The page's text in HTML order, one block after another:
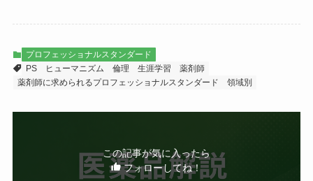
プロフェッショナルスタンダード
PS
ヒューマニズム 倫理 生涯学習
薬剤師
薬剤師に求められるプロフェッショナルスタンダード
領域別
この記事が気に入ったら
フォローしてね！